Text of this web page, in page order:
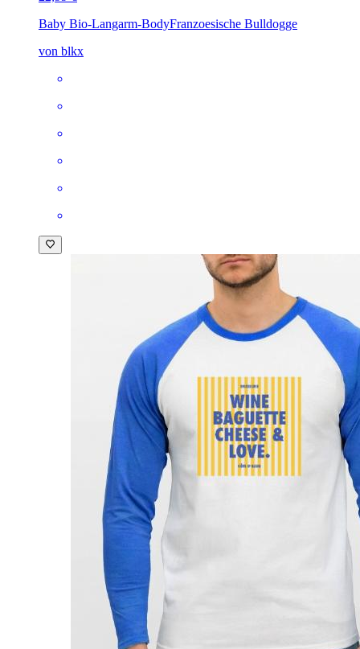
Baby Bio-Langarm-BodyFranzoesische Bulldogge
von blkx